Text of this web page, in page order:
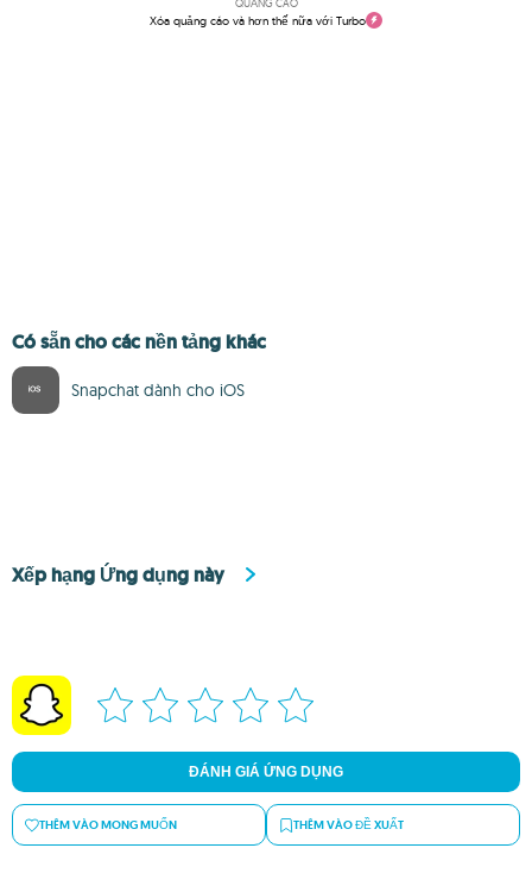
QUẢNG CÁO
Xóa quảng cáo và hơn thế nữa với Turbo
Có sẵn cho các nền tảng khác
Snapchat dành cho iOS
Xếp hạng Ứng dụng này
ĐÁNH GIÁ ỨNG DỤNG
THÊM VÀO MONG MUỐN THÊM VÀO ĐỀ XUẤT